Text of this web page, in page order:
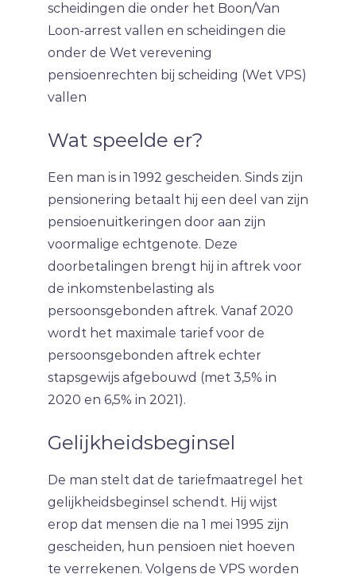
scheidingen die onder het Boon/Van
Loon-arrest vallen en scheidingen die
onder de Wet verevening
pensioenrechten bij scheiding (Wet VPS)
vallen
Wat speelde er?
Een man is in 1992 gescheiden. Sinds zijn
pensionering betaalt hij een deel van zijn
pensioenuitkeringen door aan zijn
voormalige echtgenote. Deze
doorbetalingen brengt hij in aftrek voor
de inkomstenbelasting als
persoonsgebonden aftrek. Vanaf 2020
wordt het maximale tarief voor de
persoonsgebonden aftrek echter
stapsgewijs afgebouwd (met 3,5% in
2020 en 6,5% in 2021).
Gelijkheidsbeginsel
De man stelt dat de tariefmaatregel het
gelijkheidsbeginsel schendt. Hij wijst
erop dat mensen die na 1 mei 1995 zijn
gescheiden, hun pensioen niet hoeven
te verrekenen. Volgens de VPS worden